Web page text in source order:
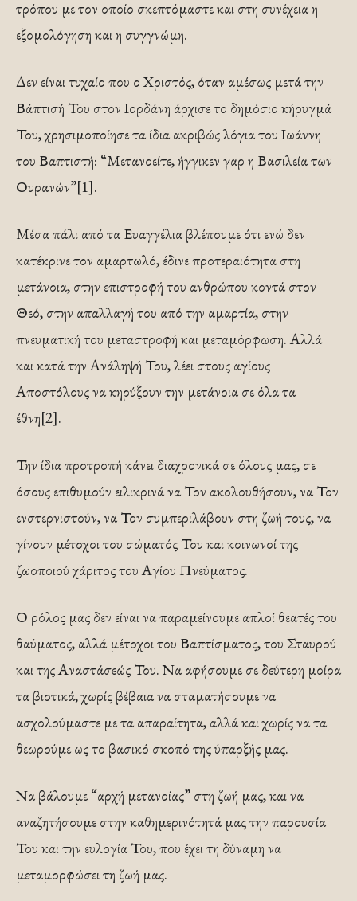
τρόπου με τον οποίο σκεπτόμαστε και στη συνέχεια η
εξομολόγηση και η συγγνώμη.
Δεν είναι τυχαίο που ο Χριστός, όταν αμέσως μετά την
Βάπτισή Του στον Ιορδάνη άρχισε το δημόσιο κήρυγμά
Του, χρησιμοποίησε τα ίδια ακριβώς λόγια του Ιωάννη
του Βαπτιστή: “Μετανοείτε, ήγγικεν γαρ η Βασιλεία των
Ουρανών”[1].
Μέσα πάλι από τα Ευαγγέλια βλέπουμε ότι ενώ δεν
κατέκρινε τον αμαρτωλό, έδινε προτεραιότητα στη
μετάνοια, στην επιστροφή του ανθρώπου κοντά στον
Θεό, στην απαλλαγή του από την αμαρτία, στην
πνευματική του μεταστροφή και μεταμόρφωση. Αλλά
και κατά την Ανάληψή Του, λέει στους αγίους
Αποστόλους να κηρύξουν την μετάνοια σε όλα τα
έθνη[2].
Την ίδια προτροπή κάνει διαχρονικά σε όλους μας, σε
όσους επιθυμούν ειλικρινά να Τον ακολουθήσουν, να Τον
ενστερνιστούν, να Τον συμπεριλάβουν στη ζωή τους, να
γίνουν μέτοχοι του σώματός Του και κοινωνοί της
ζωοποιού χάριτος του Αγίου Πνεύματος.
Ο ρόλος μας δεν είναι να παραμείνουμε απλοί θεατές του
θαύματος, αλλά μέτοχοι του Βαπτίσματος, του Σταυρού
και της Αναστάσεώς Του. Να αφήσουμε σε δεύτερη μοίρα
τα βιοτικά, χωρίς βέβαια να σταματήσουμε να
ασχολούμαστε με τα απαραίτητα, αλλά και χωρίς να τα
θεωρούμε ως το βασικό σκοπό της ύπαρξής μας.
Να βάλουμε “αρχή μετανοίας” στη ζωή μας, και να
αναζητήσουμε στην καθημερινότητά μας την παρουσία
Του και την ευλογία Του, που έχει τη δύναμη να
μεταμορφώσει τη ζωή μας.